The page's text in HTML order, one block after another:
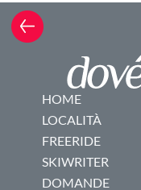
HOME
LOCALITÀ
FREERIDE
SKIWRITER
DOMANDE